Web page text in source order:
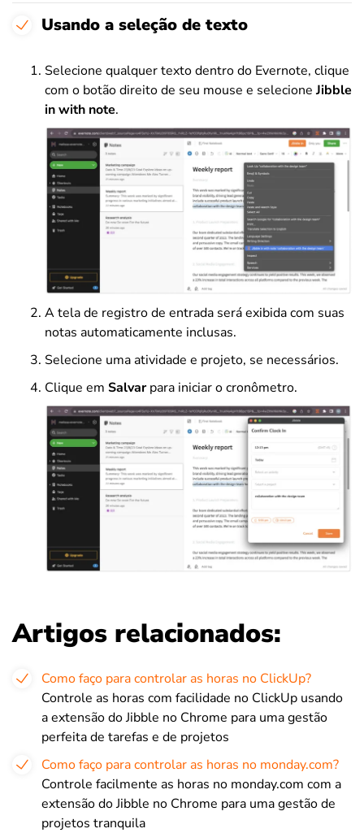
Usando a seleção de texto
Selecione qualquer texto dentro do Evernote, clique
com o botão direito de seu mouse e selecione Jibble
in with note.
A tela de registro de entrada será exibida com suas
notas automaticamente inclusas.
Selecione uma atividade e projeto, se necessários.
Clique em Salvarpara iniciar o cronômetro.
Artigos relacionados:
Como faço para controlar as horas no ClickUp?
Controle as horas com facilidade no ClickUp usando
a extensão do Jibble no Chrome para uma gestão
perfeita de tarefas e de projetos
Como faço para controlar as horas no monday.com?
Controle facilmente as horas no monday.com com a
extensão do Jibble no Chrome para uma gestão de
projetos tranquila